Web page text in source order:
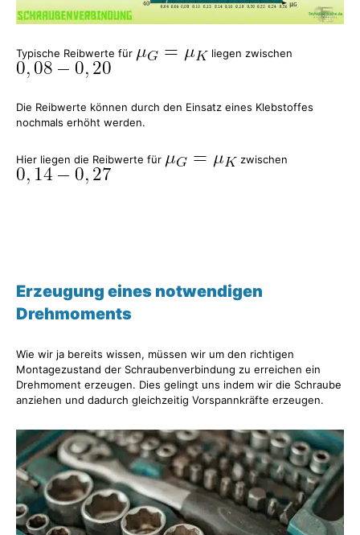
Typische Reibwerte für liegen zwischen
Die Reibwerte können durch den Einsatz eines Klebstoffes
nochmals erhöht werden.
Hier liegen die Reibwerte für zwischen
Erzeugung eines notwendigen
Drehmoments
Wie wir ja bereits wissen, müssen wir um den richtigen
Montagezustand der Schraubenverbindung zu erreichen ein
Drehmoment erzeugen. Dies gelingt uns indem wir die Schraube
anziehen und dadurch gleichzeitig Vorspannkräfte erzeugen.